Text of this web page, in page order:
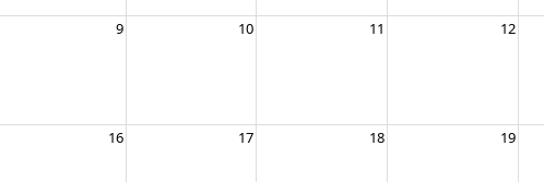
9 10 11 12
16 17 18 19